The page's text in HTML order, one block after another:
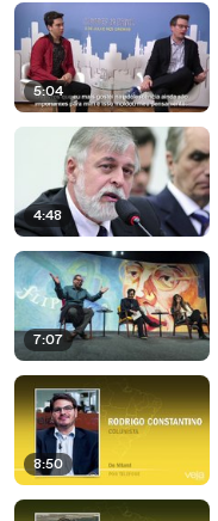
5:04
4:48
7:07
8:50